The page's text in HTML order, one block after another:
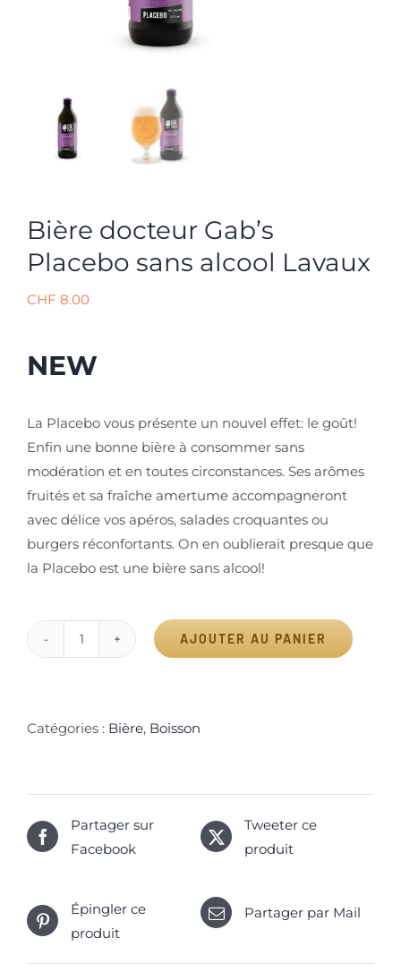
Bière docteur Gab’s
Placebo sans alcool Lavaux
CHF 8.00
NEW
La Placebo vous présente un nouvel effet: le goût!
Enfin une bonne bière à consommer sans
modération et en toutes circonstances. Ses arômes
fruités et sa fraîche amertume accompagneront
avec délice vos apéros, salades croquantes ou
burgers réconfortants. On en oublierait presque que
la Placebo est une bière sans alcool!
quantité
docteur
sans
alcool
Lavaux
AJOUTER AU PANIER
Alternative:
Catégories : Bière, Boisson
Partager sur
Facebook
Tweeter ce
produit
Épingler ce
produit
Partager par Mail